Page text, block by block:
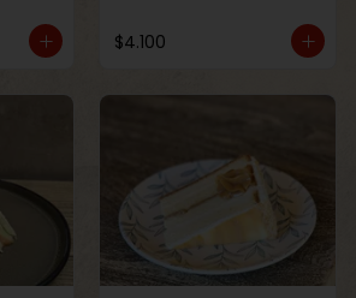
$4.100